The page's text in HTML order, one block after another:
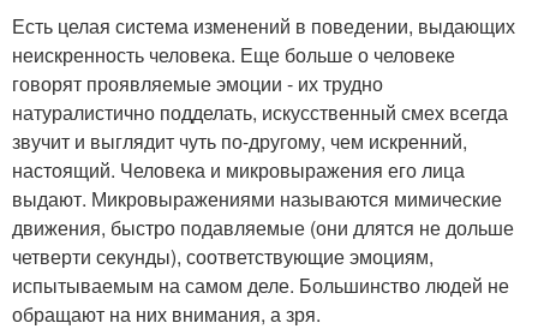
Есть целая система изменений в поведении, выдающих
неискренность человека. Еще больше о человеке
говорят проявляемые эмоции - их трудно
натуралистично подделать, искусственный смех всегда
звучит и выглядит чуть по-другому, чем искренний,
настоящий. Человека и микровыражения его лица
выдают. Микровыражениями называются мимические
движения, быстро подавляемые (они длятся не дольше
четверти секунды), соответствующие эмоциям,
испытываемым на самом деле. Большинство людей не
обращают на них внимания, а зря.